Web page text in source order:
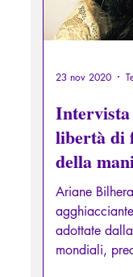
Filosofare
Intervista
libertà di
della
Ariane
adottate
mondiali,
23 nov 2020